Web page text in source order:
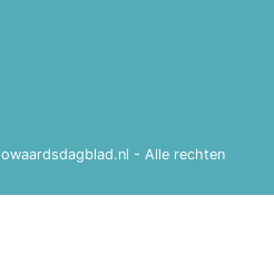
- Alle rechten